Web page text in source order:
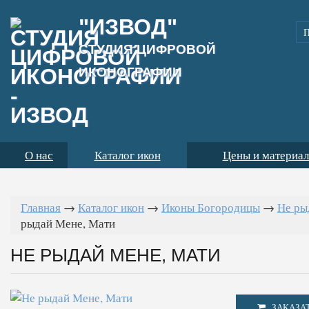
"ИЗВОД"
СТУДИЯ ЦИФРОВОЙ
ИКОНОГРАФИИ
О нас Каталог икон Цены и
Главная → Каталог икон → Иконы Богородицы → Не
рыдай Мене, Мати
НЕ РЫДАЙ МЕНЕ, МАТИ